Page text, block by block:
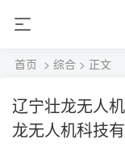
首页 > 综合 > 正文
辽宁壮龙无人
龙无人机科技